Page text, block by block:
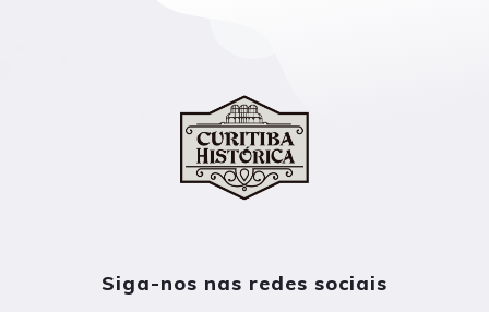
Siga-nos nas redes sociais